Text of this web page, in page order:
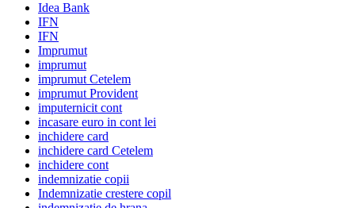
Idea Bank
IFN
IFN
Imprumut
imprumut
imprumut Cetelem
imprumut Provident
imputernicit cont
incasare euro in cont lei
inchidere card
inchidere card Cetelem
inchidere cont
indemnizatie copii
Indemnizatie crestere copil